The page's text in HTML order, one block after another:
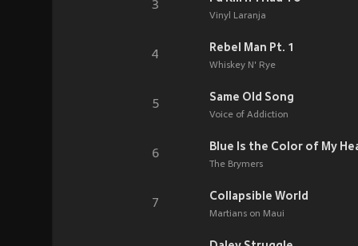
3
Vinyl Laranja
4
Rebel Man Pt. 1
Whiskey N' Rye
5
Same Old Song
Voice of Addiction
6
Blue Is the Color of My
The Brymers
7
Collapsible World
Martians on Maui